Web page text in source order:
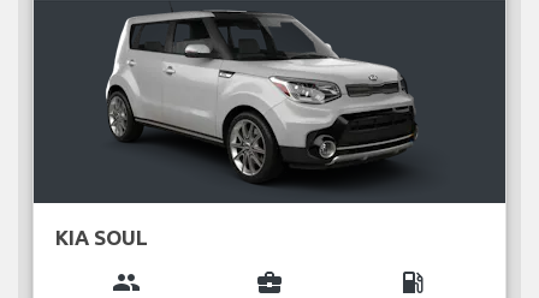
KIA SOUL
group business_center local_gas_station